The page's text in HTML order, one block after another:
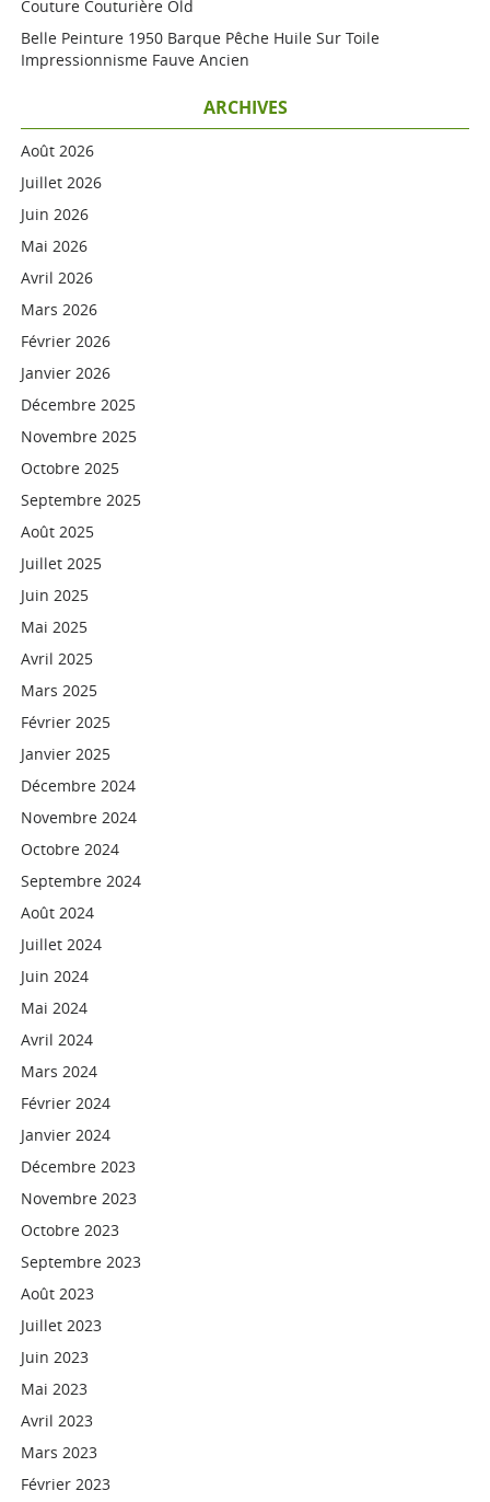
Couture Couturière Old
Belle Peinture 1950 Barque Pêche Huile Sur Toile
Impressionnisme Fauve Ancien
ARCHIVES
Août 2026
Juillet 2026
Juin 2026
Mai 2026
Avril 2026
Mars 2026
Février 2026
Janvier 2026
Décembre 2025
Novembre 2025
Octobre 2025
Septembre 2025
Août 2025
Juillet 2025
Juin 2025
Mai 2025
Avril 2025
Mars 2025
Février 2025
Janvier 2025
Décembre 2024
Novembre 2024
Octobre 2024
Septembre 2024
Août 2024
Juillet 2024
Juin 2024
Mai 2024
Avril 2024
Mars 2024
Février 2024
Janvier 2024
Décembre 2023
Novembre 2023
Octobre 2023
Septembre 2023
Août 2023
Juillet 2023
Juin 2023
Mai 2023
Avril 2023
Mars 2023
Février 2023